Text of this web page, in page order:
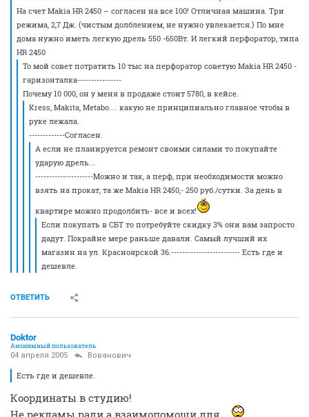
На счет Makia HR 2450 – согласен на все 100! Отличная машина. Три
режима, 2,7 Дж. (чистым долблением, не нужно увлекается.) По мне
дома нужно иметь легкую дрель 550 -650Вт. И легкий перфоратор, типа
HR 2450
То мой совет потратить 10 тыс на перфоратор советую Makia HR 2450 -
гаризонталка----------------
Почему 10 000, он у меня в продаже стоит 5780, в кейсе.
Kress, Makita, Metabo.... какую не принципиально главное чтобы в
руке лежала.
-------------Согласен.
А если не планируется ремонт своими силами то покупайте
ударую дрель...
---------------------Можно и так, а перф, при необходимости можно
взять на прокат, та же Makia HR 2450,- 250 руб./сутки. За день в
квартире можно продолбить- все и всех!
Если покупать в СБТ то потребуйте скидку 3% они вам запросто
дадут. Покрайне мере раньше давали. Самый лучший их
магазин на ул. Красноярской 36.------------------------- Есть где и
дешевле.
ОТВЕТИТЬ
Doktor
Анонимный пользователь
04 апреля 2005 Вованович
Есть где и дешевле.
Координаты в студию!
Не рекламы ради а взаимопомощи для...